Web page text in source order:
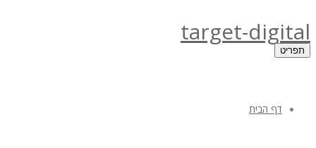
target-digital
תפריט
דף הבית